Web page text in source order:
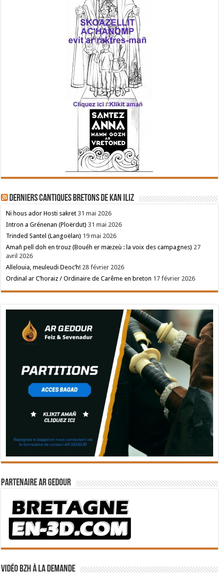
Derniers cantiques bretons de Kan Iliz
Ni hous ador Hosti sakret 31 mai 2026
Intron a Grénenan (Ploërdut) 31 mai 2026
Trinded Santel (Langoëlan) 19 mai 2026
Amañ pell doh en trouz (Bouéh er mæzeù : la voix des campagnes) 27
avril 2026
Allelouia, meuleudi Deoc’h! 28 février 2026
Ordinal ar C’horaiz / Ordinaire de Carême en breton 17 février 2026
Partenaire Ar Gedour
Vidéo BZH à la demande